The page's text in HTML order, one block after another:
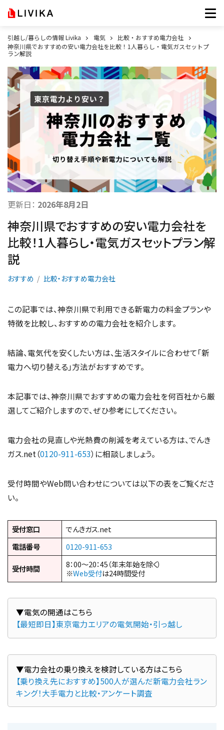
引越し/暮らしの情報 Livika 電気
比較・おすすめ電力会社
神奈川県でおすすめの安い電力会社を比較！1人暮らし・電気ガスセットプ
ラン解説
更新日： 2026年8月2日
神奈川県でおすすめの安い電力会社を
比較！1人暮らし・電気ガスセットプラン解
説
おすすめ 比較・おすすめ電力会社
この記事では、神奈川県で利用できる新電力の料金プランや
特徴を比較し、おすすめの電力会社を紹介します。
結論、電気代を安くしたい方は、生活スタイルに合わせて「新
電力へ切り替える」方法がおすすめです。
本記事では、神奈川県でおすすめの電力会社を何百社から厳
選してご紹介しますので、ぜひ参考にしてください。
電力会社の見直しや光熱費の削減を考えている方は、でんき
ガス.net（0120-911-653）に相談しましょう。
受付時間やWeb問い合わせについては以下の表をご覧くださ
い。
受付窓口
でんきガス.net
電話番号
0120-911-653
受付時間
8：00～20：45（年末年始を除く）
※Web受付は24時間受付
【最短即日】東京電力エリアの電気開始・引っ越し
【乗り換え先におすすめ】500人が選んだ新電力会社ラン
キング！大手電力と比較・アンケート調査